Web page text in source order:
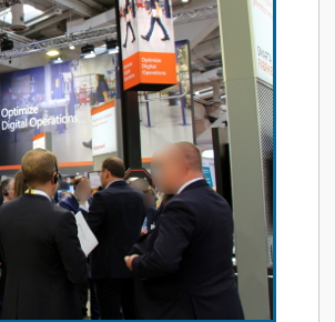
新型コロナへの対応